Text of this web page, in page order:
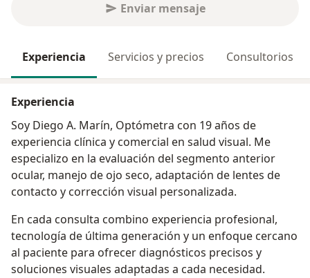
Enviar mensaje
Experiencia Servicios y precios Consultorios
Experiencia
Soy Diego A. Marín, Optómetra con 19 años de
experiencia clínica y comercial en salud visual. Me
especializo en la evaluación del segmento anterior
ocular, manejo de ojo seco, adaptación de lentes de
contacto y corrección visual personalizada.
En cada consulta combino experiencia profesional,
tecnología de última generación y un enfoque cercano
al paciente para ofrecer diagnósticos precisos y
soluciones visuales adaptadas a cada necesidad.